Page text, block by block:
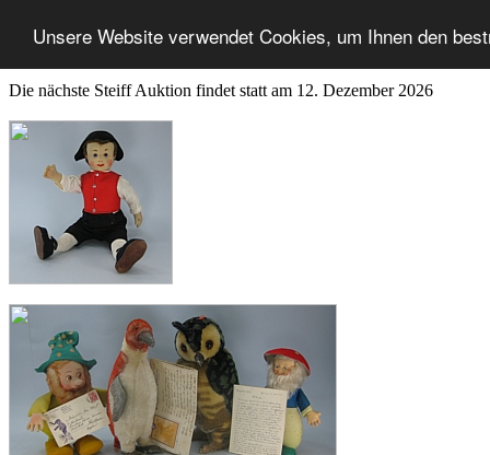
Unsere Website verwendet Cookies, um Ihnen den
Die nächste Steiff Auktion findet statt am 12. Dezember 2026